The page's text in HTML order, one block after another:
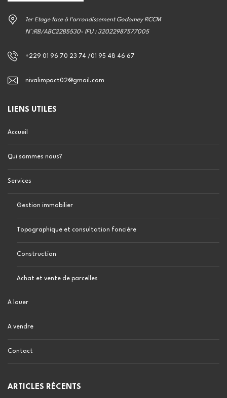
1er Etage face à l‘arrondissement Godomey RCCM
N°:RB/ABC22B5530- IFU : 32022987577005
+229 01 96 70 23 74 /01 95 48 46 67
nivalimpact02@gmail.com
LIENS UTILES
Accueil
Qui sommes nous?
Services
Gestion immobilier
Topographique et consultation foncière
Construction
Achat et vente de parcelles
A louer
A vendre
Contact
ARTICLES RÉCENTS